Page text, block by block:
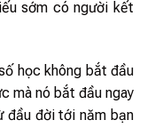
sớm có người kết
học không bắt đầu
mà nó bắt đầu ngay
đầu đời tới năm bạn